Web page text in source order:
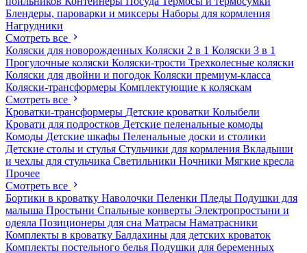
Блендеры, пароварки и миксеры Наборы для кормления
Нагрудники
Смотреть все
Коляски для новорожденных Коляски 2 в 1 Коляски 3 в 1
Прогулочные коляски Коляски-трости Трехколесные коляски
Коляски для двойни и погодок Коляски премиум-класса
Коляски-трансформеры Комплектующие к коляскам
Смотреть все
Кроватки-трансформеры Детские кроватки Колыбели
Кровати для подростков Детские пеленальные комоды
Комоды Детские шкафы Пеленальные доски и столики
Детские столы и стулья Стульчики для кормления Вкладыши
и чехлы для стульчика Светильники Ночники Мягкие кресла
Прочее
Смотреть все
Бортики в кроватку Наволочки Пеленки Пледы Подушки для
малыша Простыни Спальные конверты Электропростыни и
одеяла Позиционеры для сна Матрасы Наматрасники
Комплекты в кроватку Балдахины для детских кроваток
Комплекты постельного белья Подушки для беременных